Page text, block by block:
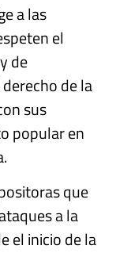
a las
el
de
de la
sus
popular en
que
a la
el inicio de la